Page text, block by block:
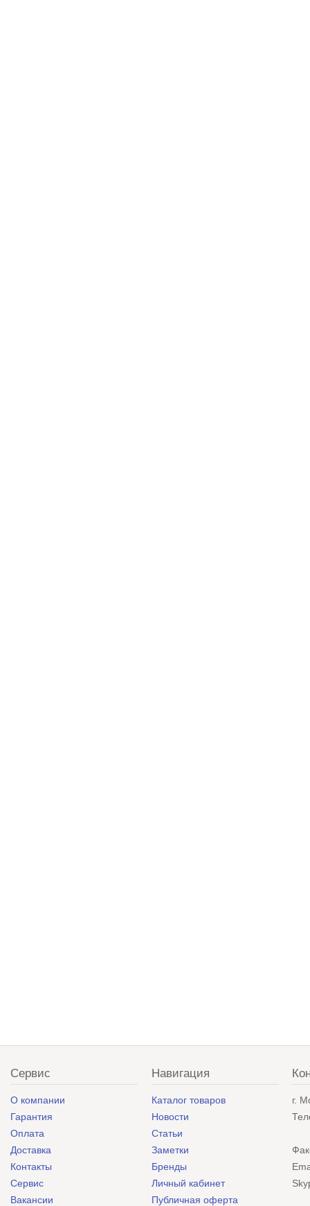
Сервис
О компании
Гарантия
Оплата
Доставка
Контакты
Сервис
Вакансии
Навигация
Каталог товаров
Новости
Статьи
Заметки
Бренды
Личный кабинет
Публичная оферта
г.